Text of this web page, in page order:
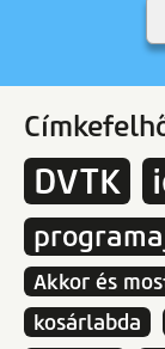
DVTK
Akkor és
kosárlabda